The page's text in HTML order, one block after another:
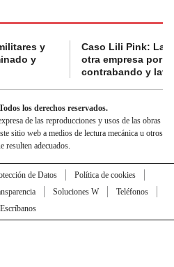
y
y
Caso Lili Pink: La
otra empresa por
contrabando y
los derechos reservados.
de las reproducciones y usos de las obras
sitio web a medios de lectura mecánica u otros
resulten adecuados.
de Datos
Política de cookies
Soluciones W
Teléfonos
Escríbanos